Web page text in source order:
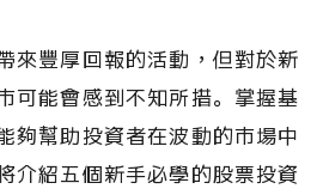
來豐厚回報的活動，但對於新
可能會感到不知所措。掌握基
夠幫助投資者在波動的市場中
介紹五個新手必學的股票投資